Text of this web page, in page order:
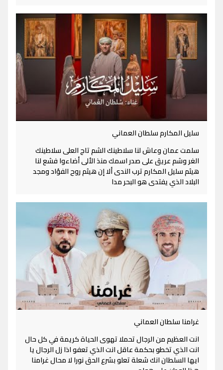
سليل المكارم سلطان العماني
سلمت عمان وعاش لنا سلاطينك الشم تاج العلى سلاطينك
الغر وشم عريق على صدر اسمك منذ الألى أضاءوا فشع لنا
هيثم سليل المكارم ترب الندى ألا إن هيثم روح الفؤاد ومجد
البلاد الذي يفتدى هو البحر مدا
غرامنا سلطان العماني
انت العظيم من الرجال تحملا تهوى الحياة كريمة في كل حال
انت الذي تخطو بحكمة عاقل انت الذي تعفو اذا زل الرجال يا
ايها السلطان انك شعلة تعلو بشرع الحق نورا لا محال غرامنا